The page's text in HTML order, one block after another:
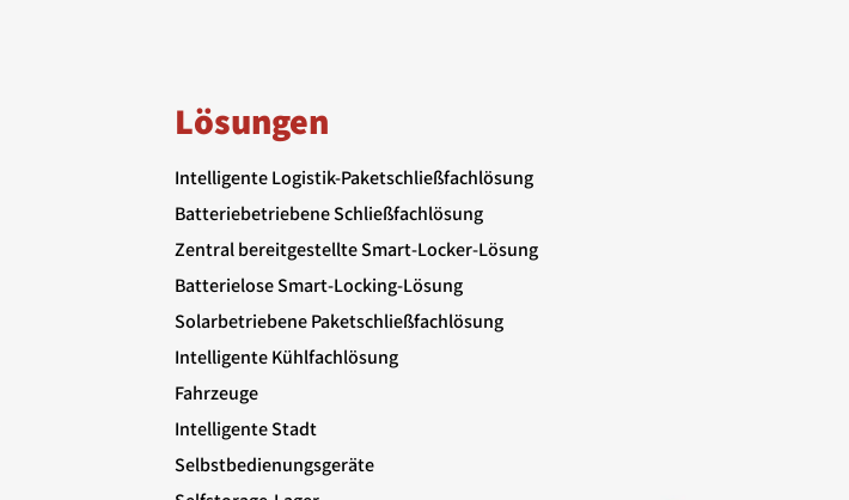
Lösungen
Intelligente Logistik-Paketschließfachlösung
Batteriebetriebene Schließfachlösung
Zentral bereitgestellte Smart-Locker-Lösung
Batterielose Smart-Locking-Lösung
Solarbetriebene Paketschließfachlösung
Intelligente Kühlfachlösung
Fahrzeuge
Intelligente Stadt
Selbstbedienungsgeräte